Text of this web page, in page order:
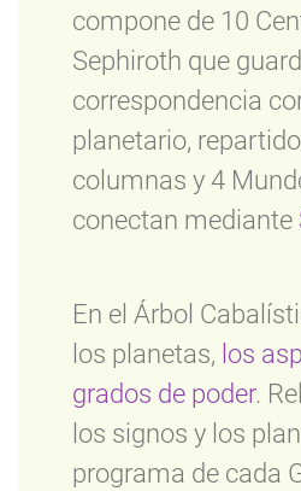
compone de 10
Sephiroth que
correspondencia
planetario,
columnas y 4
conectan mediante
En el Árbol
los planetas, los
grados de poder.
los signos y los
programa de cada